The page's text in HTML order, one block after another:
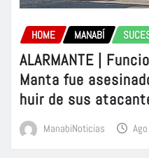
HOME MANABÍ
ALARMANTE |
Manta fue
huir de sus
ManabiNoticias